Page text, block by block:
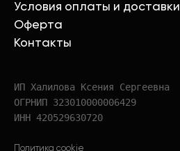
Условия оплаты и доставки
Оферта
Контакты
ИП Халилова Ксения Сергеевна
ОГРНИП 323010000006429
ИНН 420529630720
Политика cookie